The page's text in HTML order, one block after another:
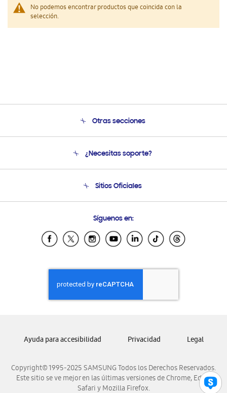
No podemos encontrar productos que coincida con la
selección.
Otras secciones
Soporte
Condiciones de Compra
¿Necesitas soporte?
Soporte vía eMail
Sitios Oficiales
Samsung Ecuador
Samsung El Salvador
Samsung Honduras
Samsung Nicaragua
Samsung Panamá
Samsung Venezuela
Síguenos en:
Copyright© 1995-2025 SAMSUNG Todos los Derechos Reservados.
Este sitio se ve mejor en las últimas versiones de Chrome, Edge,
Safari y Mozilla Firefox.
Ayuda para accesibilidad Privacidad Legal